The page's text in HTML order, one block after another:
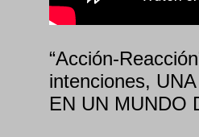
“Acción-
intenciones,
EN UN MUNDO